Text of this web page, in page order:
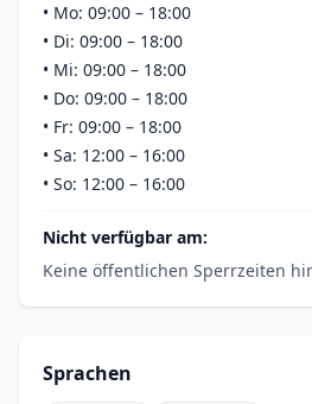
• Mo: 09:00 – 18:00
• Di: 09:00 – 18:00
• Mi: 09:00 – 18:00
• Do: 09:00 – 18:00
• Fr: 09:00 – 18:00
• Sa: 12:00 – 16:00
• So: 12:00 – 16:00
Nicht verfügbar am:
Keine öffentlichen Sperrzeiten
Sprachen